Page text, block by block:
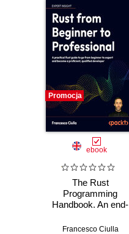
Promocja
ebook
The Rust
Programming
Handbook. An end-
mastering Rust
Francesco Ciulla